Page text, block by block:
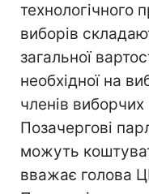
технологічного
виборів
загальної
необхідної на
членів виборчих
Позачергові
можуть
вважає голова